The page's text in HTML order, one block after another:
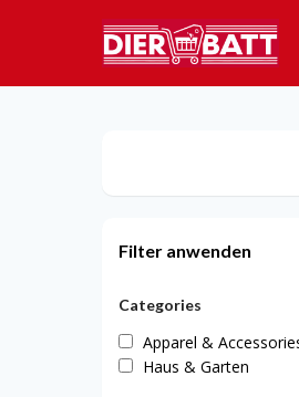
Filter anwenden
Categories
Apparel &
Haus & Garten